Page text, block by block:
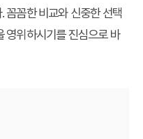
꼼꼼한 비교와 신중한 선택
영위하시기를 진심으로 바